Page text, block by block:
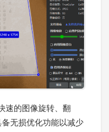
速的图像旋转、翻
无损优化功能以减少